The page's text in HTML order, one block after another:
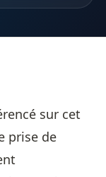
sur cet
prise de